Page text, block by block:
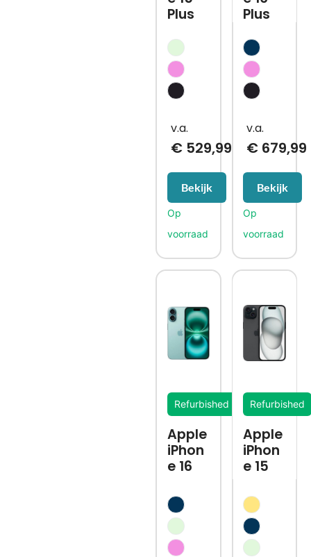
Plus
€529,99
Bekijk
Plus
€ 679,99
Bekijk
Refurbished
Apple
iPhon
e 16
Refurbished
Apple
iPhon
e 15